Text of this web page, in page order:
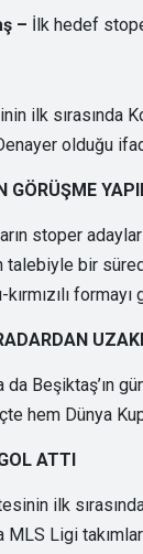
– İlk hedef
ilk sırasında
olduğu
GÖRÜŞME
stoper
talebiyle bir
kırmızılı
da Beşiktaş’ın
hem Dünya
ATTI
ilk
MLS Ligi